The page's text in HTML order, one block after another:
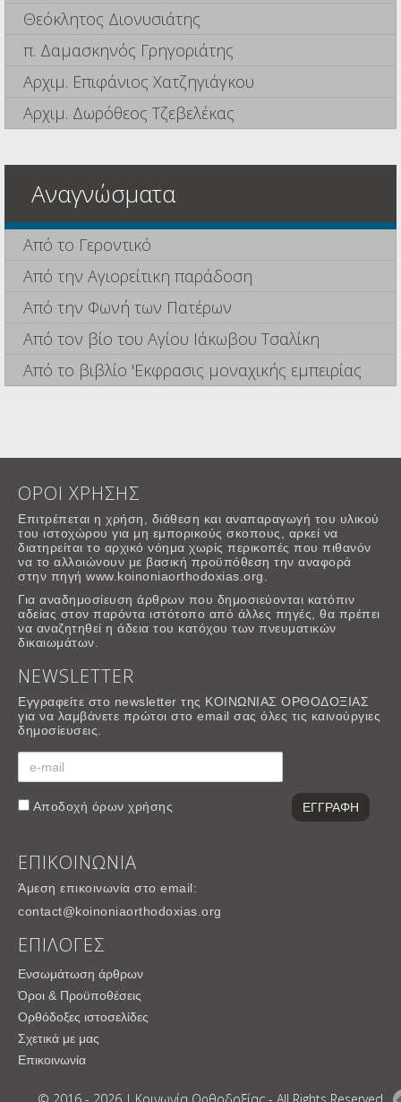
Θεόκλητος Διονυσιάτης
π. Δαμασκηνός Γρηγοριάτης
Αρχιμ. Επιφάνιος Χατζηγιάγκου
Αρχιμ. Δωρόθεος Τζεβελέκας
Αναγνώσματα
Από το Γεροντικό
Από την Αγιορείτικη παράδοση
Από την Φωνή των Πατέρων
Από τον βίο του Αγίου Ιάκωβου Τσαλίκη
Από το βιβλίο 'Εκφρασις μοναχικής εμπειρίας
ΟΡΟΙ ΧΡΗΣΗΣ
Επιτρέπεται η χρήση, διάθεση και αναπαραγωγή του υλικού
του ιστοχώρου για μη εμπορικούς σκοπους, αρκεί να
διατηρείται το αρχικό νόημα χωρίς περικοπές που πιθανόν
να το αλλοιώνουν με βασική προϋπόθεση την αναφορά
στην πηγή www.koinoniaorthodoxias.org.
Για αναδημοσίευση άρθρων που δημοσιεύονται κατόπιν
αδείας στον παρόντα ιστότοπο από άλλες πηγές, θα πρέπει
να αναζητηθεί η άδεια του κατόχου των πνευματικών
δικαιωμάτων.
NEWSLETTER
Εγγραφείτε στο newsletter της ΚΟΙΝΩΝΙΑΣ ΟΡΘΟΔΟΞΙΑΣ
για να λαμβάνετε πρώτοι στο email σας όλες τις καινούργιες
δημοσίευσεις.
Αποδοχή όρων χρήσης
ΕΠΙΚΟΙΝΩΝΙΑ
Άμεση επικοινωνία στο email:
contact@koinoniaorthodoxias.org
ΕΠΙΛΟΓΕΣ
Ενσωμάτωση άρθρων
Όροι & Προϋποθέσεις
Ορθόδοξες ιστοσελίδες
Σχετικά με μας
Επικοινωνία